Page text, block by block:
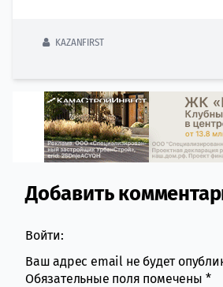
KAZANFIRST
Comment section
Добавить
Войти:
Ваш адрес email не будет
Обязательные поля помечены *